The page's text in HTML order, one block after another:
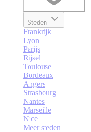
Steden
Frankrijk
Lyon
Parijs
Rijsel
Toulouse
Bordeaux
Angers
Strasbourg
Nantes
Marseille
Nice
Meer steden